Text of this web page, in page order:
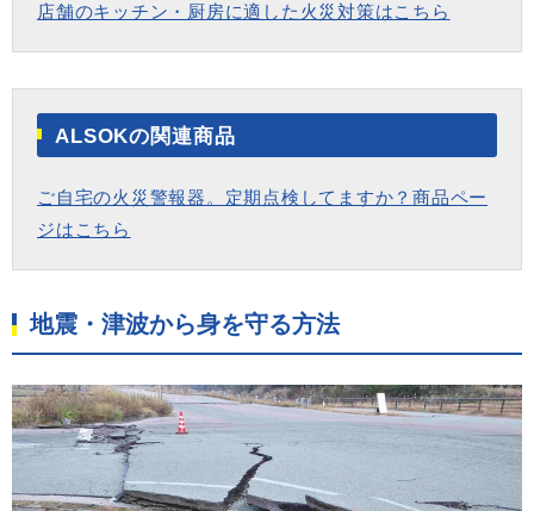
店舗のキッチン・厨房に適した火災対策はこちら
ALSOKの関連商品
ご自宅の火災警報器。定期点検してますか？商品ペー
ジはこちら
地震・津波から身を守る方法